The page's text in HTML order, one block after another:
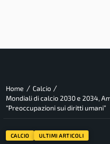
Home / Calcio /
Mondiali di calcio 2030 e 2034,
“Preoccupazioni sui diritti umani”
CALCIO ULTIMI ARTICOLI